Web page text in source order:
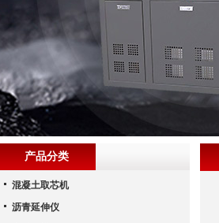
产品分类
混凝土取芯机
沥青延伸仪